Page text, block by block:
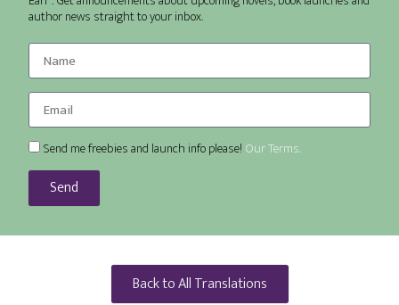
author news straight to your inbox.
Send me freebies and launch info please! Our Terms.
Send
Back to All Translations